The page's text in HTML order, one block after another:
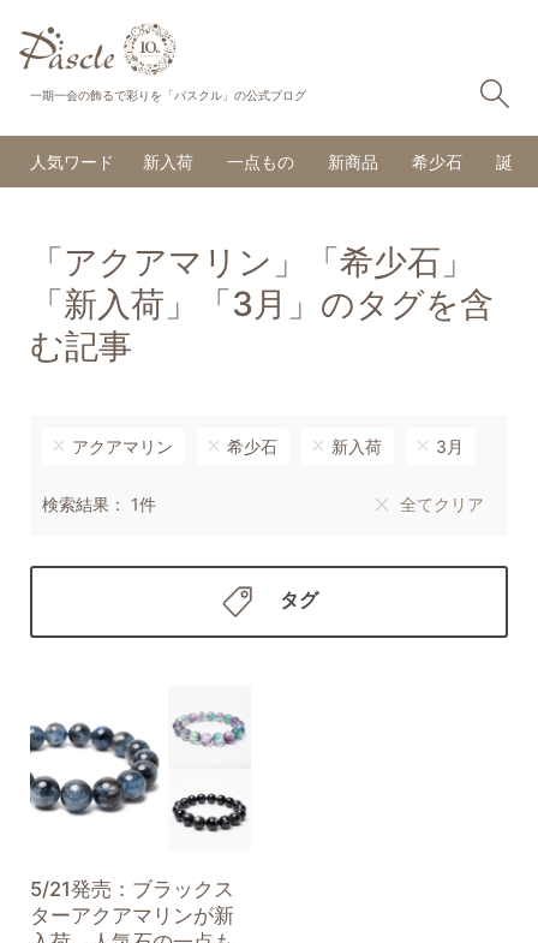
一期一会の飾るで彩りを「パスクル」の公式ブログ
人気ワード 新入荷 一点もの 新商品 希少石 誕生
「アクアマリン」「希少石」
「新入荷」「3月」のタグを含
む記事
アクアマリン 希少石 新入荷 3月
検索結果： 1件 全てクリア
タグ
5/21発売：ブラックス
ターアクアマリンが新